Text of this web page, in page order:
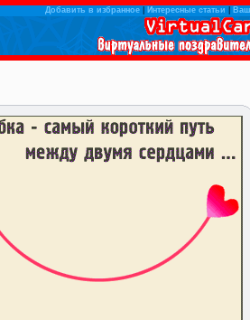
Добавить в избранное| Интересные статьи